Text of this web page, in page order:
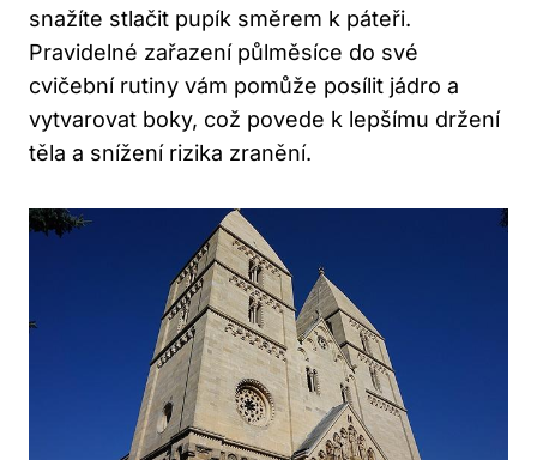
snažíte stlačit pupík směrem k páteři.
Pravidelné zařazení půlměsíce do své
cvičební rutiny vám pomůže posílit jádro a
vytvarovat boky, což povede k lepšímu držení
těla a snížení rizika zranění.